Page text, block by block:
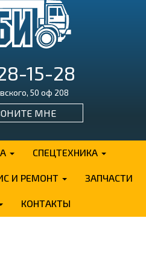
15-28
50 оф 208
МНЕ
СПЕЦТЕХНИКА
И РЕМОНТ ЗАПЧАСТИ
КОНТАКТЫ